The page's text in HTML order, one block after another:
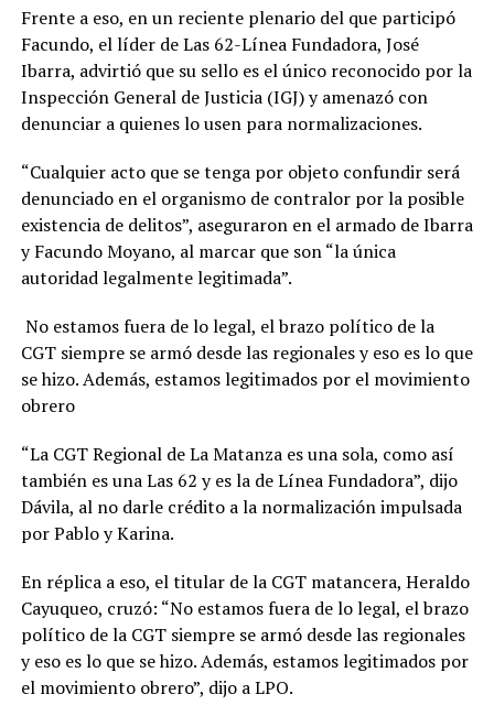
Frente a eso, en un reciente plenario del que participó
Facundo, el líder de Las 62-Línea Fundadora, José
Ibarra, advirtió que su sello es el único reconocido por la
Inspección General de Justicia (IGJ) y amenazó con
denunciar a quienes lo usen para normalizaciones.
“Cualquier acto que se tenga por objeto confundir será
denunciado en el organismo de contralor por la posible
existencia de delitos”, aseguraron en el armado de Ibarra
y Facundo Moyano, al marcar que son “la única
autoridad legalmente legitimada”.
No estamos fuera de lo legal, el brazo político de la
CGT siempre se armó desde las regionales y eso es lo que
se hizo. Además, estamos legitimados por el movimiento
obrero
“La CGT Regional de La Matanza es una sola, como así
también es una Las 62 y es la de Línea Fundadora”, dijo
Dávila, al no darle crédito a la normalización impulsada
por Pablo y Karina.
En réplica a eso, el titular de la CGT matancera, Heraldo
Cayuqueo, cruzó: “No estamos fuera de lo legal, el brazo
político de la CGT siempre se armó desde las regionales
y eso es lo que se hizo. Además, estamos legitimados por
el movimiento obrero”, dijo a LPO.